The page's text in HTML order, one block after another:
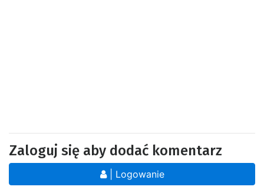
Zaloguj się aby dodać komentarz
| Logowanie